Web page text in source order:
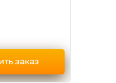
заказ